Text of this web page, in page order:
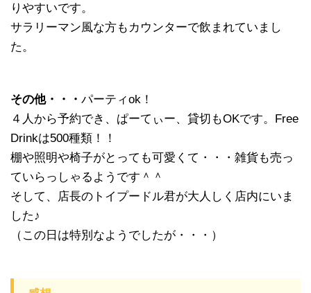
りやすいです。
サラリーマン風な方もカウンターで飲まれていまし
た。
その他・・・ パーティok！
４人から予約でき、ぱーてぃー、貸切もOKです。Free
Drinkは500種類！！
棚や照明や椅子がとっても可愛くて・・・雑貨も売っ
ていらっしゃるようです＾＾
そして、店長のトイプードル君が大人しく店内にいま
した♪
（この日は特別なようでしたが・・・）